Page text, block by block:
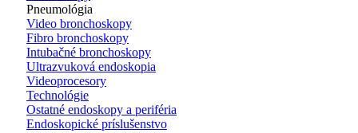
Pneumológia
Video bronchoskopy
Fibro bronchoskopy
Intubačné bronchoskopy
Ultrazvuková endoskopia
Videoprocesory
Technológie
Ostatné endoskopy a periféria
Endoskopické príslušenstvo